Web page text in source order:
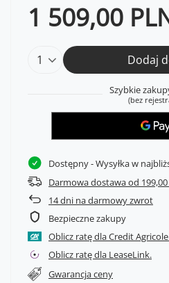
1 509,00
Dodaj
Szybkie
(bez
Dostępny- Wysyłka w
Darmowa dostawa od 199,00
14dni na darmowy zwrot
Bezpieczne zakupy
Oblicz ratę dla Credit
Oblicz ratę dla LeaseLink.
Gwarancja ceny